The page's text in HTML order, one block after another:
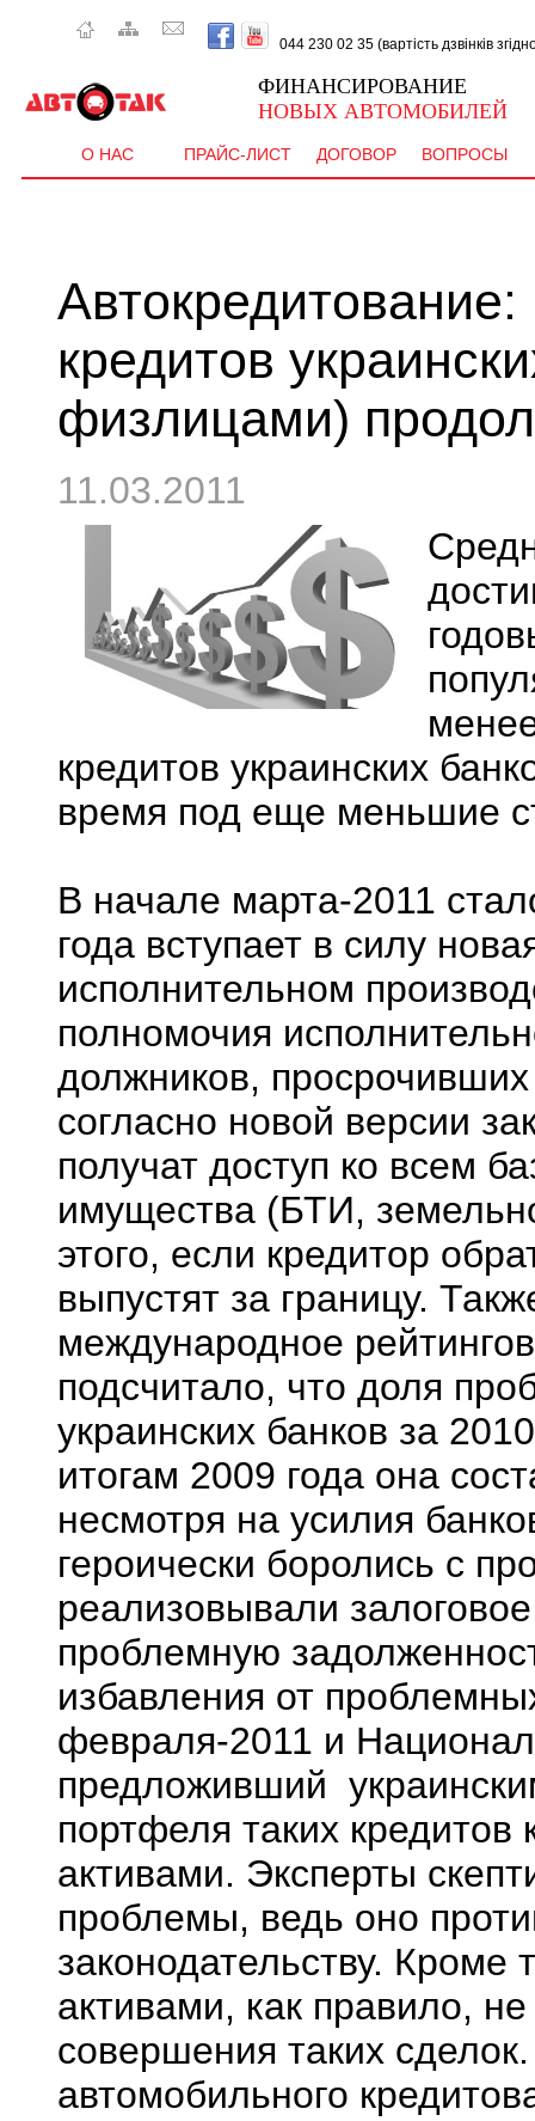
044 230 02 35 (вартість дзвінків
ФИНАНСИРОВАНИЕ
НОВЫХ АВТОМОБИЛЕЙ
О НАС ПРАЙС-ЛИСТ ДОГОВОР ВОПРОСЫ
кредитов
физлицами)
11.03.2011
кредитов украинских
время под еще меньшие
В начале марта-2011
года вступает в силу
исполнительном
полномочия
должников,
согласно новой версии
получат доступ ко всем
имущества (БТИ,
этого, если кредитор
выпустят за границу.
международное
подсчитало, что доля
украинских банков за
итогам 2009 года она
несмотря на усилия
героически боролись с
реализовывали
проблемную
избавления от
февраля-2011 и
предложивший
портфеля таких
активами. Эксперты
проблемы, ведь оно
законодательству. Кроме
активами, как правило,
совершения таких
автомобильного